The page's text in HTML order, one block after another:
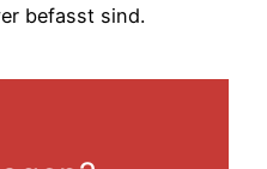
befasst sind.